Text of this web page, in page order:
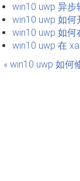
win10 uwp 异步
win10 uwp 如
win10 uwp 如何
win10 uwp 在
« win10 uwp 如何